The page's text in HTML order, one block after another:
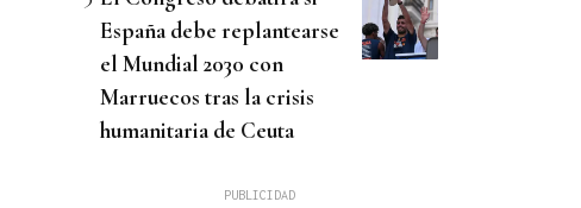
España debe replantearse
el Mundial 2030 con
Marruecos tras la crisis
humanitaria de Ceuta